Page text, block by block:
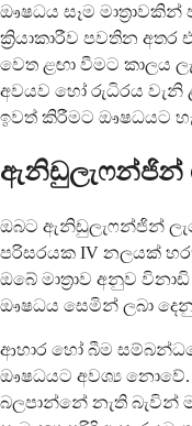
ඖෂධය සෑම
ක්‍රියාකාරීව පවතින අතර
වෙත ළඟා වීමට කාලය
අවයව හෝ රුධිරය වැනි
ඉවත් කිරීමට ඖෂධයට
ඇනිඩුලැෆන්ජින්
ඔබට ඇනිඩුලැෆන්ජින්
පරිසරයක IV නලයක්
ඔබේ මාත්‍රාව අනුව
ඖෂධය සෙමින් ලබා
ආහාර හෝ බීම
ඖෂධයට අවශ්‍ය නොවේ.
බලපාන්නේ නැති බැවින්